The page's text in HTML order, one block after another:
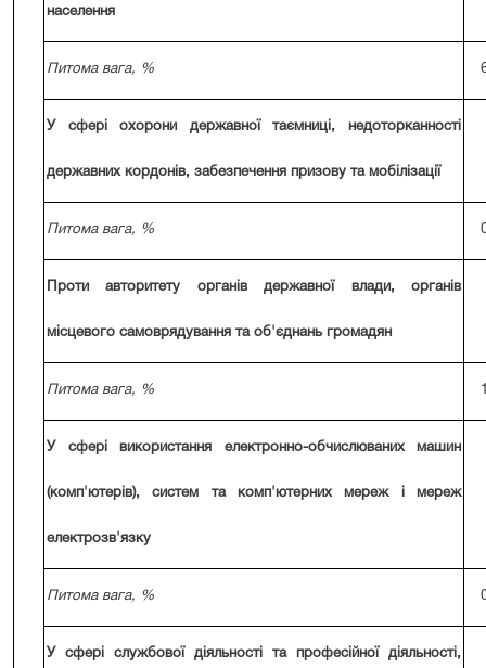
населення
Питома вага, %
У сфері охорони державної таємниці, недоторканності
державних кордонів, забезпечення призову та мобілізації
Питома вага, %
Проти авторитету органів державної влади, органів
місцевого самоврядування та об'єднань громадян
Питома вага, %
У сфері використання електронно-обчислюваних машин
(комп'ютерів), систем та комп'ютерних мереж і мереж
електрозв'язку
Питома вага, %
У сфері службової діяльності та професійної діяльності,